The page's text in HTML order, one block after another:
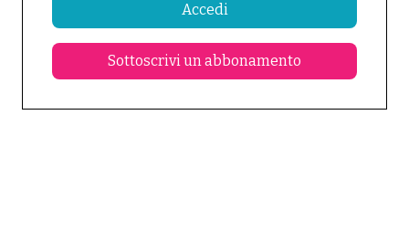
Accedi
Sottoscrivi un abbonamento